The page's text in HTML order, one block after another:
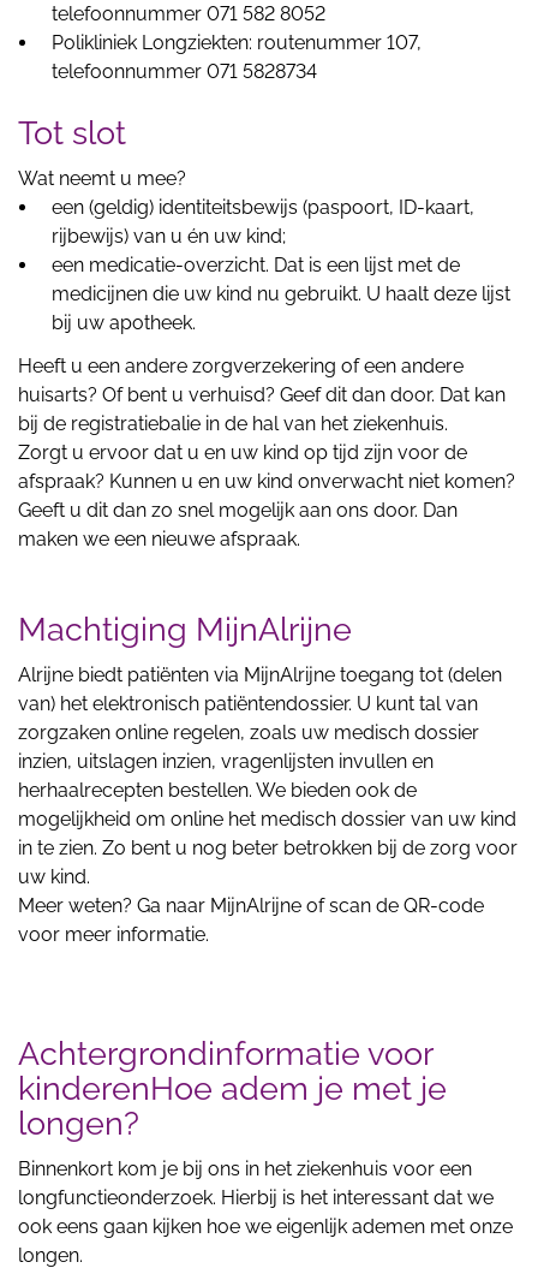
telefoonnummer 071 582 8052
Polikliniek Longziekten: routenummer 107,
telefoonnummer 071 5828734
Tot slot
Wat neemt u mee?
een (geldig) identiteitsbewijs (paspoort, ID-kaart,
rijbewijs) van u én uw kind;
een medicatie-overzicht. Dat is een lijst met de
medicijnen die uw kind nu gebruikt. U haalt deze lijst
bij uw apotheek.
Heeft u een andere zorgverzekering of een andere
huisarts? Of bent u verhuisd? Geef dit dan door. Dat kan
bij de registratiebalie in de hal van het ziekenhuis.
Zorgt u ervoor dat u en uw kind op tijd zijn voor de
afspraak? Kunnen u en uw kind onverwacht niet komen?
Geeft u dit dan zo snel mogelijk aan ons door. Dan
maken we een nieuwe afspraak.
Machtiging MijnAlrijne
Alrijne biedt patiënten via MijnAlrijne toegang tot (delen
van) het elektronisch patiëntendossier. U kunt tal van
zorgzaken online regelen, zoals uw medisch dossier
inzien, uitslagen inzien, vragenlijsten invullen en
herhaalrecepten bestellen. We bieden ook de
mogelijkheid om online het medisch dossier van uw kind
in te zien. Zo bent u nog beter betrokken bij de zorg voor
uw kind.
Meer weten? Ga naar MijnAlrijne of scan de QR-code
voor meer informatie.
Achtergrondinformatie voor
kinderenHoe adem je met je
longen?
Binnenkort kom je bij ons in het ziekenhuis voor een
longfunctieonderzoek. Hierbij is het interessant dat we
ook eens gaan kijken hoe we eigenlijk ademen met onze
longen.